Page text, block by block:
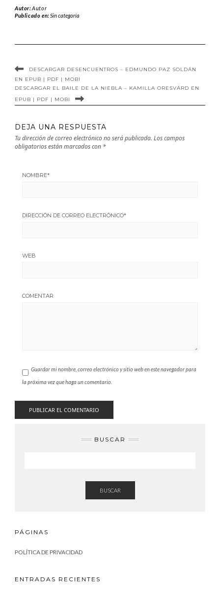
Richard Osman
Autor:Autor
Publicado en:Sin categoría
DESCARGAR DESENCUENTROS – EDMUNDO PAZ SOLDÁN
EN EPUB | PDF | MOBI
DESCARGAR EL BAILE DE LA NIEBLA – KAMILLA ORESVÄRD EN
EPUB | PDF | MOBI
DEJA UNA RESPUESTA
Tu dirección de correo electrónico no será publicada. Los campos
obligatorios están marcados con *
NOMBRE*
DIRECCIÓN DE CORREO ELECTRÓNICO*
WEB
COMENTAR
Guardar mi nombre, correo electrónico y sitio web en este navegador para
la próxima vez que haga un comentario.
BUSCAR
BUSCAR
PÁGINAS
POLÍTICA DE PRIVACIDAD
ENTRADAS RECIENTES